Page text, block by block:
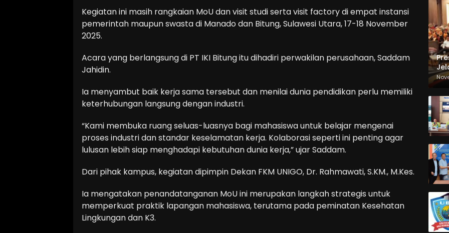
Kegiatan ini masih rangkaian MoU dan visit studi serta visit factory di empat instansi
pemerintah maupun swasta di Manado dan Bitung, Sulawesi Utara, 17-18 November
2025.
Acara yang berlangsung di PT IKI Bitung itu dihadiri perwakilan perusahaan, Saddam
Jahidin.
Ia menyambut baik kerja sama tersebut dan menilai dunia pendidikan perlu memiliki
keterhubungan langsung dengan industri.
“Kami membuka ruang seluas-luasnya bagi mahasiswa untuk belajar mengenai
proses industri dan standar keselamatan kerja. Kolaborasi seperti ini penting agar
lulusan lebih siap menghadapi kebutuhan dunia kerja,” ujar Saddam.
Dari pihak kampus, kegiatan dipimpin Dekan FKM UNIGO, Dr. Rahmawati, S.KM., M.Kes.
Ia mengatakan penandatanganan MoU ini merupakan langkah strategis untuk
memperkuat praktik lapangan mahasiswa, terutama pada peminatan Kesehatan
Lingkungan dan K3.